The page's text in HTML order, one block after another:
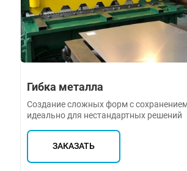
Гибка металла
Создание сложных форм с
идеально для нестандартных решений
ЗАКАЗАТЬ